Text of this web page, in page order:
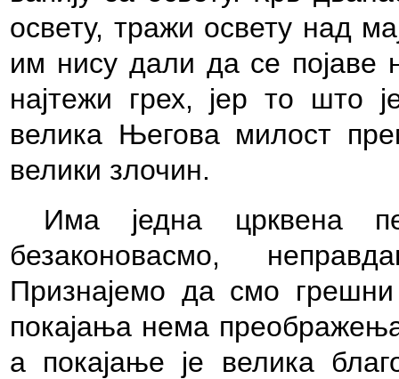
освету, тражи освету над
им нису дали да се појаве
најтежи грех, јер то што
велика Његова милост
велики злочин.
Има једна црквена
безаконовасмо,
Признајемо да смо
покајања нема
а покајање је велика